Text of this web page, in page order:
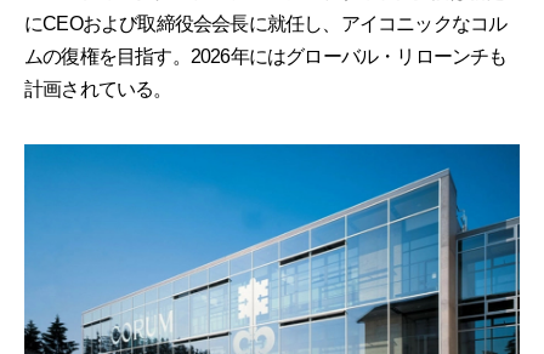
にCEOおよび取締役会会長に就任し、アイコニックなコル
ムの復権を目指す。2026年にはグローバル・リローンチも
計画されている。